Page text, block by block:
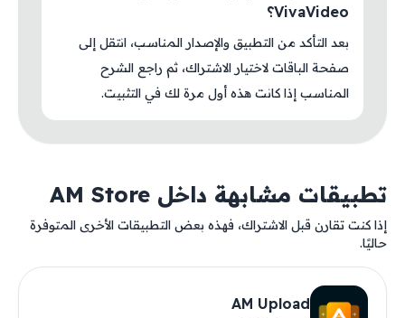
VivaVideo؟
بعد التأكد من التطبيق والإصدار المناسب، انتقل إلى
صفحة الباقات لاختيار الاشتراك، ثم راجع الشرح
المناسب إذا كانت هذه أول مرة لك في التثبيت.
تطبيقات مشابهة داخل AM Store
إذا كنت تقارن قبل الاشتراك، فهذه بعض التطبيقات الأخرى المتوفرة
حاليًا.
AM Upload